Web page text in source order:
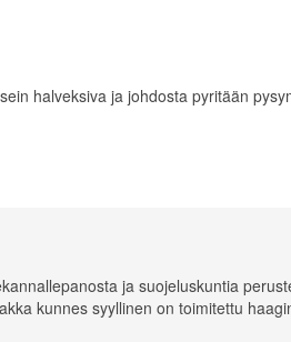
halveksiva ja johdosta pyritään
ja suojeluskuntia
kunnes syyllinen on toimitettu